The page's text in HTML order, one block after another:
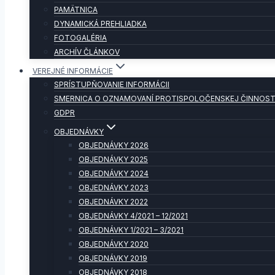
PAMÄTNICA
DYNAMICKÁ PREHLIADKA
FOTOGALÉRIA
ARCHÍV ČLÁNKOV
VEREJNÉ INFORMÁCIE
SPRÍSTUPŇOVANIE INFORMÁCII
SMERNICA O OZNAMOVANÍ PROTISPOLOČENSKEJ
GDPR
OBJEDNÁVKY
OBJEDNÁVKY 2026
OBJEDNÁVKY 2025
OBJEDNÁVKY 2024
OBJEDNÁVKY 2023
OBJEDNÁVKY 2022
OBJEDNÁVKY 4/2021 – 12/2021
OBJEDNÁVKY 1/2021 – 3/2021
OBJEDNÁVKY 2020
OBJEDNÁVKY 2019
OBJEDNÁVKY 2018